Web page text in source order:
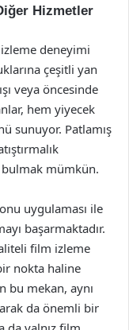
Hizmetler
deneyimi
çeşitli yan
veya öncesinde
hem yiyecek
sunuyor. Patlamış
mümkün.
uygulaması ile
başarmaktadır.
film izleme
nokta haline
bu mekan, aynı
da önemli bir